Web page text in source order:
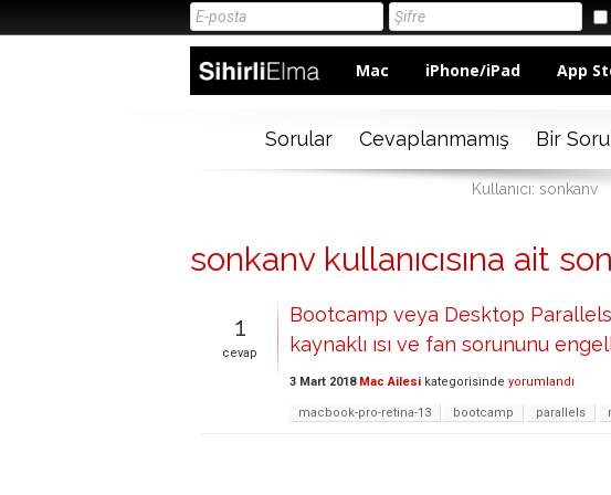
Mac iPhone/iPad App
Sorular Cevaplanmamış Bir
Kullanıcı: sonkanv
sonkanv kullanıcısına ait
1
cevap
Bootcamp veya Desktop
kaynaklı ısı ve fan sorununu
3 Mart 2018 Mac Ailesi kategorisinde yorumlandı
macbook-pro-retina-13 bootcamp parallels